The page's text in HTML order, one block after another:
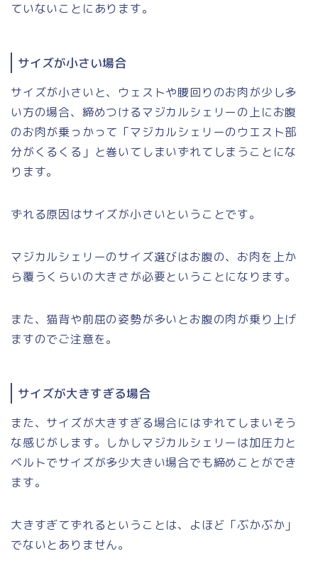
ていないことにあります。
サイズが小さい場合
サイズが小さいと、ウェストや腰回りのお肉が少し多
い方の場合、締めつけるマジカルシェリーの上にお腹
のお肉が乗っかって「マジカルシェリーのウエスト部
分がくるくる」と巻いてしまいずれてしまうことにな
ります。
ずれる原因はサイズが小さいということです。
マジカルシェリーのサイズ選びはお腹の、お肉を上か
ら覆うくらいの大きさが必要ということになります。
また、猫背や前屈の姿勢が多いとお腹の肉が乗り上げ
ますのでご注意を。
サイズが大きすぎる場合
また、サイズが大きすぎる場合にはずれてしまいそう
な感じがします。しかしマジカルシェリーは加圧力と
ベルトでサイズが多少大きい場合でも締めことができ
ます。
大きすぎてずれるということは、よほど「ぶかぶか」
でないとありません。